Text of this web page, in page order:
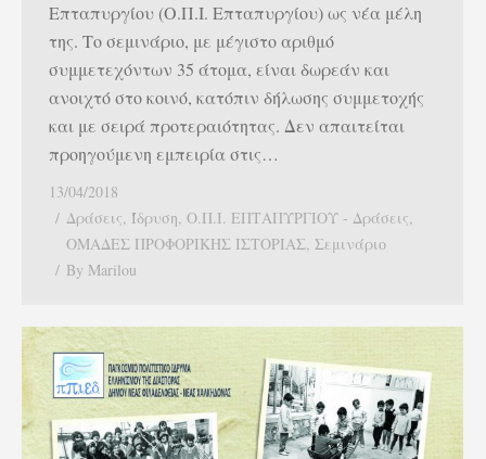
Επταπυργίου (Ο.Π.Ι. Επταπυργίου) ως νέα μέλη
της. Το σεμινάριο, με μέγιστο αριθμό
συμμετεχόντων 35 άτομα, είναι δωρεάν και
ανοιχτό στο κοινό, κατόπιν δήλωσης συμμετοχής
και με σειρά προτεραιότητας. Δεν απαιτείται
προηγούμενη εμπειρία στις…
13/04/2018
Δράσεις, Ίδρυση, Ο.Π.Ι. ΕΠΤΑΠΥΡΓΙΟΥ - Δράσεις,
ΟΜΑΔΕΣ ΠΡΟΦΟΡΙΚΗΣ ΙΣΤΟΡΙΑΣ, Σεμινάριο
By Marilou